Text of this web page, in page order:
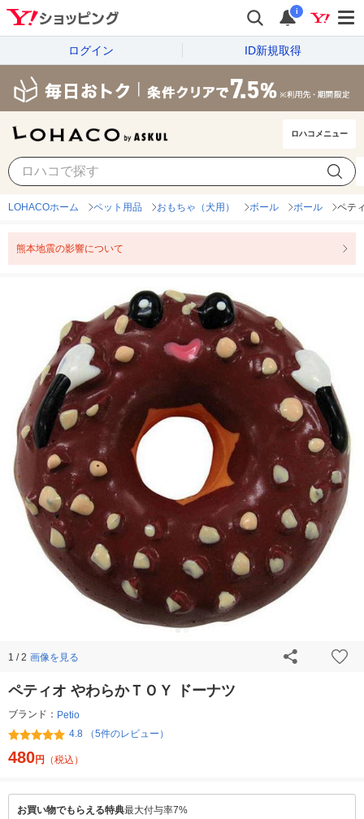
i
ログイン ID新規取得
ロハコメニュー
LOHACOホーム ペット用品 おもちゃ（犬用） ボール ボール ペテ
熊本地震の影響について
1 / 2 画像を見る
ペティオ やわらかＴＯＹ ドーナツ
ブランド： Petio
4.8 （5件のレビュー）
480円 （税込）
お買い物でもらえる特典最大付与率7%